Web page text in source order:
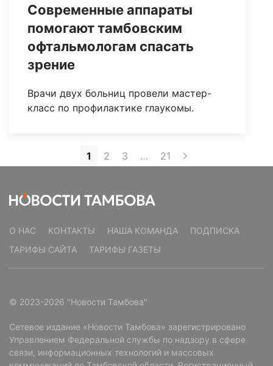
Современные аппараты
помогают тамбовским
офтальмологам спасать
зрение
Врачи двух больниц провели мастер-
класс по профилактике глаукомы.
1 2 3 … 21
О НАС КОНТАКТЫ НАША КОМАНДА
ПОДПИСКА
ТАРИФЫ САЙТА
ТАРИФЫ ГАЗЕТЫ
© 2023-2026 "Новости Тамбова"
Сетевое издание «Новости Тамбова» зарегистрировано
Управлением Федеральной службы по надзору в сфере
связи, информационных технологий и массовых